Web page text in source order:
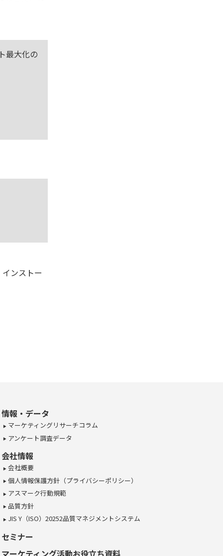
最大化の
ンストー
情報・データ
マーケティングリサーチコラム
アンケート調査データ
会社情報
会社概要
個人情報保護方針（プライバシーポリシー）
アスマーク行動規範
品質方針
JIS Y（ISO）20252品質マネジメントシステム
セミナー
マーケティング活動お役立ち資料